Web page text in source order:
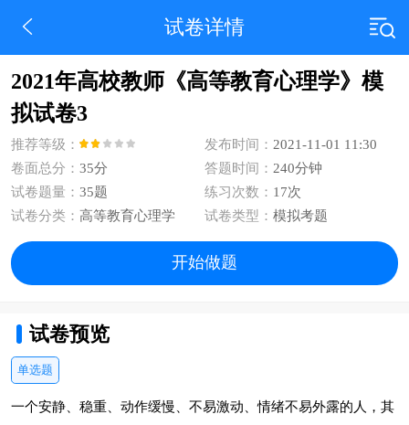
试卷详情
2021年高校教师《高等教育心理学》模
拟试卷3
推荐等级： 发布时间： 2021-11-01 11:30
卷面总分： 35分 答题时间： 240分钟
试卷题量： 35题 练习次数： 17次
试卷分类： 高等教育心理学 试卷类型： 模拟考题
开始做题
试卷预览
单选题
一个安静、稳重、动作缓慢、不易激动、情绪不易外露的人，其